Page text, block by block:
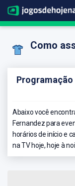
Como
Programação
Abaixo você
Fernandez para
horários de início e
na TV hoje, hoje à